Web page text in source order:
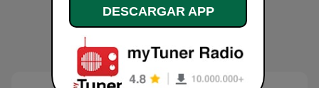
DESCARGAR APP